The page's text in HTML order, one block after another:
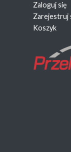
Zaloguj się
Zarejestruj
Koszyk